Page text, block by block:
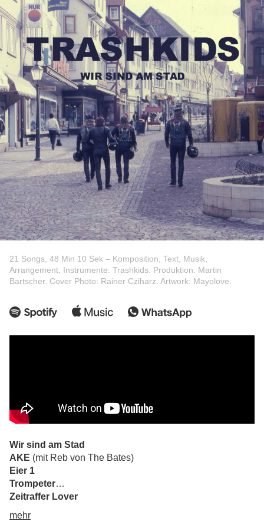
21 Songs, 48 Min 10 Sek – Komposition, Text, Musik,
Arrangement, Instrumente: Trashkids. Produktion: Martin
Bartscher. Cover Photo: Rainer Cziharz. Artwork: Mayolove.
Wir sind am Stad
AKE (mit Reb von The Bates)
Eier 1
Trompeter
Zeitraffer Lover
Peter Beton
Toasten
mehr